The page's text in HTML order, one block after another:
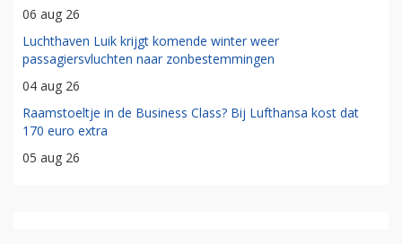
06 aug 26
Luchthaven Luik krijgt komende winter weer
passagiersvluchten naar zonbestemmingen
04 aug 26
Raamstoeltje in de Business Class? Bij Lufthansa kost dat
170 euro extra
05 aug 26